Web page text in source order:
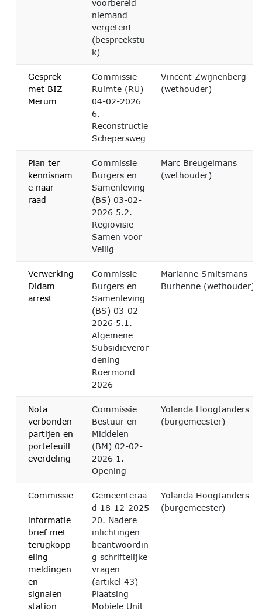
voorbereid
niemand
vergeten!
(bespreekstu
k)
Gesprek
met BIZ
Merum
Commissie
Ruimte (RU)
04-02-2026
6.
Reconstructie
Schepersweg
Vincent Zwijnenberg
(wethouder)
Plan ter
kennisnam
e naar
raad
Commissie
Burgers en
Samenleving
(BS) 03-02-
2026 5.2.
Regiovisie
Samen voor
Veilig
Marc Breugelmans
(wethouder)
Verwerking
Didam
arrest
Commissie
Burgers en
Samenleving
(BS) 03-02-
2026 5.1.
Algemene
Subsidieveror
dening
Roermond
2026
Marianne Smitsmans-
Burhenne (wethouder)
Nota
verbonden
partijen en
portefeuill
everdeling
Commissie
Bestuur en
Middelen
(BM) 02-02-
2026 1.
Opening
Yolanda Hoogtanders
(burgemeester)
Commissie
-
informatie
brief met
terugkopp
eling
meldingen
en
signalen
station
Gemeenteraa
d 18-12-2025
20. Nadere
inlichtingen
beantwoordin
g schriftelijke
vragen
(artikel 43)
Plaatsing
Mobiele Unit
Yolanda Hoogtanders
(burgemeester)